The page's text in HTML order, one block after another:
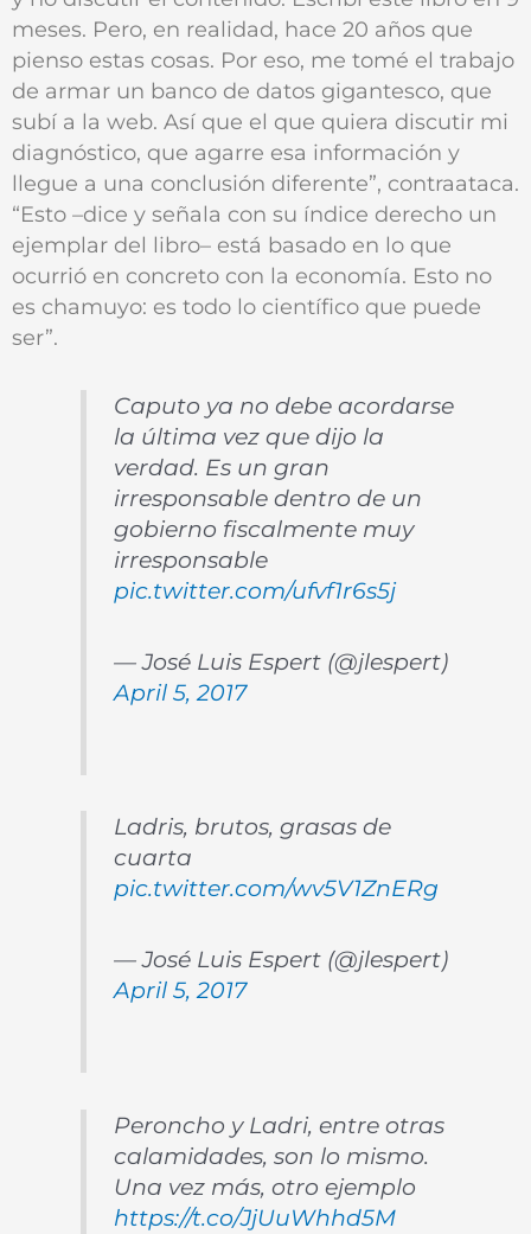
meses. Pero, en realidad, hace 20 años que
pienso estas cosas. Por eso, me tomé el trabajo
de armar un banco de datos gigantesco, que
subí a la web. Así que el que quiera discutir mi
diagnóstico, que agarre esa información y
llegue a una conclusión diferente”, contraataca.
“Esto –dice y señala con su índice derecho un
ejemplar del libro– está basado en lo que
ocurrió en concreto con la economía. Esto no
es chamuyo: es todo lo científico que puede
ser”.
Caputo ya no debe acordarse
la última vez que dijo la
verdad. Es un gran
irresponsable dentro de un
gobierno fiscalmente muy
irresponsable
pic.twitter.com/ufvf1r6s5j
— José Luis Espert (@jlespert)
April 5, 2017
Ladris, brutos, grasas de
cuarta
pic.twitter.com/wv5V1ZnERg
— José Luis Espert (@jlespert)
April 5, 2017
Peroncho y Ladri, entre otras
calamidades, son lo mismo.
Una vez más, otro ejemplo
https://t.co/JjUuWhhd5M